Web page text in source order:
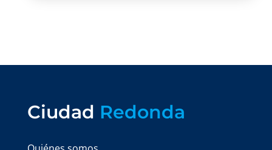
Ciudad Redonda